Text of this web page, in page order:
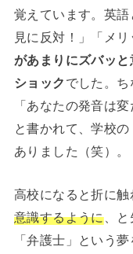
覚えています。英
見に反対！」「メリ
があまりにズバッ
ショック でした。
「あなたの発音は
と書かれて、学校
ありました（笑）。
高校になると折に触
意識するように、と
「弁護士」という